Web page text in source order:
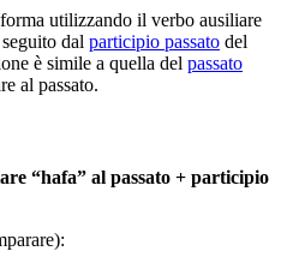
utilizzando il verbo ausiliare
dal participio passato del
è simile a quella del passato
al passato.
“hafa” al passato + participio